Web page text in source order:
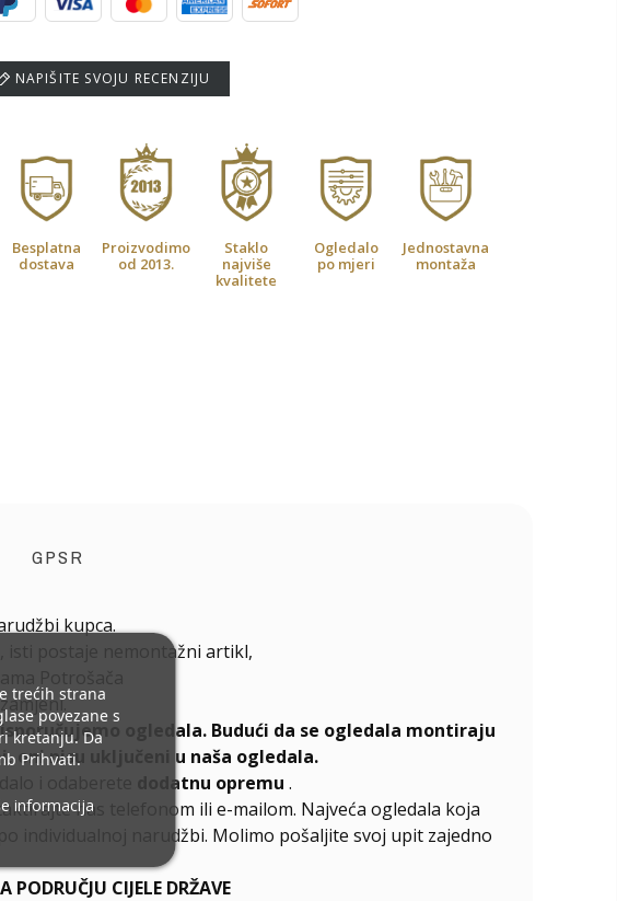
NAPIŠITE SVOJU RECENZIJU
Besplatna
dostava
Proizvodimo
od 2013.
Staklo
najviše
kvalitete
Ogledalo
po mjeri
Jednostavna
montaža
GPSR
kupca.
, isti postaje nemontažni artikl,
ogledala. Budući da se ogledala montiraju
nisu uključeni u naša ogledala.
i odaberete
dodatnu opremu .
nas telefonom ili e-mailom. Najveća ogledala koja
individualnoj narudžbi. Molimo pošaljite svoj upit zajedno
CIJELE DRŽAVE
trećih strana
povezane s
kretanju. Da
Prihvati.
informacija